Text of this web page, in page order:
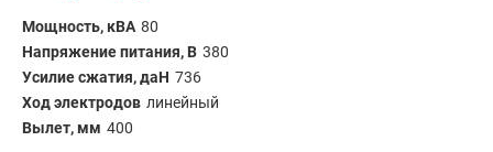
Мощность, кВА 80
Напряжение питания, В 380
Усилие сжатия, даН 736
Ход электродов линейный
Вылет, мм 400